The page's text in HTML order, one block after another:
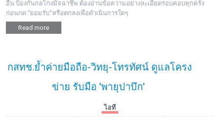
อื่น ป้องกันกลโกงมิจฉาชีพ ต้องอ่านข้อความอย่างละเอียดรอบคอบทุกครั้ง
ก่อนกด “ยอมรับ”หรือตกลงเพื่อดำเนินการใดๆ
Read more
กสทช.ย้ำค่ายมือถือ-วิทยุ-โทรทัศน์ ดูแลโครง
ข่าย รับมือ 'พายุปาบึก'
ไอที